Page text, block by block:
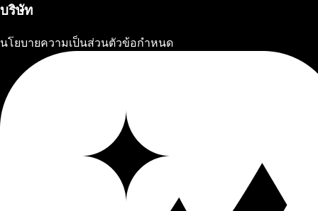
บริษัท
นโยบายความเป็นส่วนตัวข้อกำหนด